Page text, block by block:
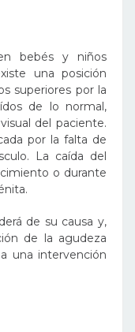
bebés y niños
una posición
superiores por la
de lo normal,
del paciente.
por la falta de
La caída del
o durante
de su causa y,
de la agudeza
una intervención